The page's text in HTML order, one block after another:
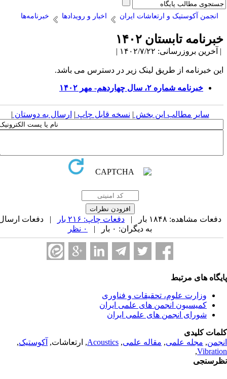
انجمن آکوستیک و ارتعاشات ایران اخبار و رویدادها خبرنامه‌ها
تابستان ۱۴۰۲
بروزرسانی: ۱۴۰۲/۷/۲۲ |
خبرنامه از طریق لینک زیر در دسترس می باشد.
خبرنامه شماره ۲، سال چهاردهم- مهر ۱۴۰۲
سایر مطالب این بخش | نسخه قابل چاپ| ارسال به دوستان|
دفعات مشاهده: ۱۸۴۸ بار | دفعات چاپ: ۲۱۶ بار
| دفعات ارسال
به دیگران: ۰ بار |
های مرتبط
وزارت علوم، تحقیقات و فناوری
کمیسیون انجمن های علمی ایران
شورای انجمن های علمی ایران
کلیدی
,مجله علمی, مقاله علمی,
Acoustics, ارتعاشات,آکوستیک,
,